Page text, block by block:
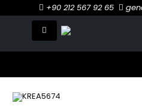
+90 212 567 92 65